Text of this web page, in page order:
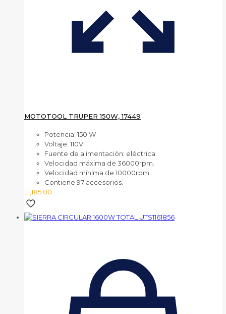
MOTOTOOL TRUPER 150W, 17449
Potencia: 150 W
Voltaje: 110V
Fuente de alimentación: eléctrica.
Velocidad máxima de 36000rpm.
Velocidad mínima de 10000rpm.
Contiene 97 accesorios.
L1,185.00